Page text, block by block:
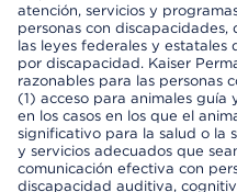
atención, servicios y
personas con
las leyes federales y estatales
por discapacidad. Kaiser
razonables para las personas
(1) acceso para animales guía
en los casos en los que el
significativo para la salud o la
y servicios adecuados que
comunicación efectiva con
discapacidad auditiva,